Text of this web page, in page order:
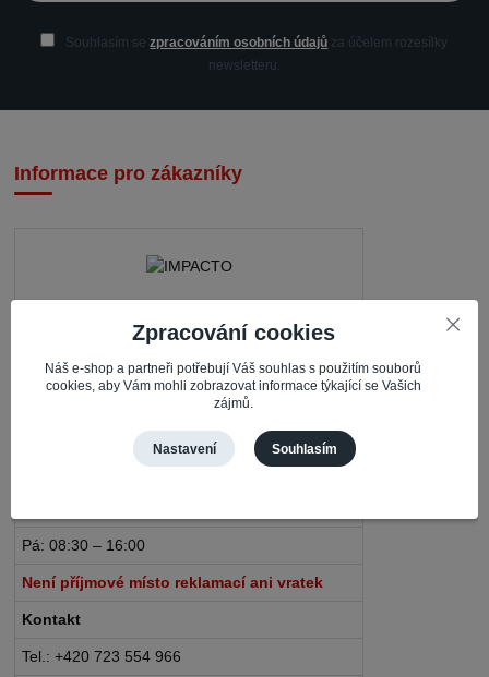
Souhlasím sezpracováním osobních údajů za účelem rozesílky
newsletteru.
Informace pro zákazníky
IMPACTO – Ingrid Kaczorová
Nerudova 468
735 81 Bohumín – Nový Bohumín
Pá: 08:30 – 16:00
Není příjmové místo reklamací ani vratek
Kontakt
Tel.: +420 723 554 966
Zpracování cookies
Náš e-shop a partneři potřebují Váš souhlas s použitím souborů
cookies, aby Vám mohli zobrazovat informace týkající se Vašich
zájmů.
Nastavení Souhlasím